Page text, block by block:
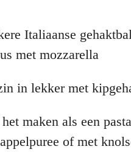
Italiaanse
met mozzarella
in lekker met
maken als een
of met